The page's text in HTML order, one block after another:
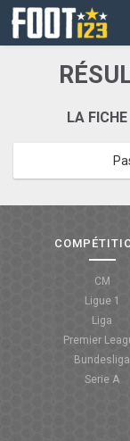
CM
LES DIRECTS
COUPE DE FRANCE
LA FICHE
CM
Ligue 1
Liga
Premier
Bundesliga
Serie A